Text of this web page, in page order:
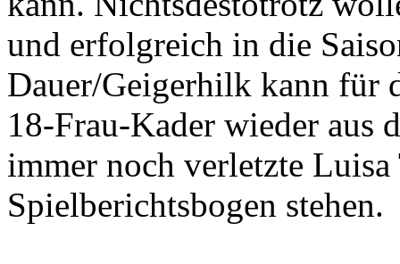
und erfolgreich in die
Dauer/Geigerhilk kann für
18-Frau-Kader wieder aus
immer noch verletzte
Spielberichtsbogen stehen.